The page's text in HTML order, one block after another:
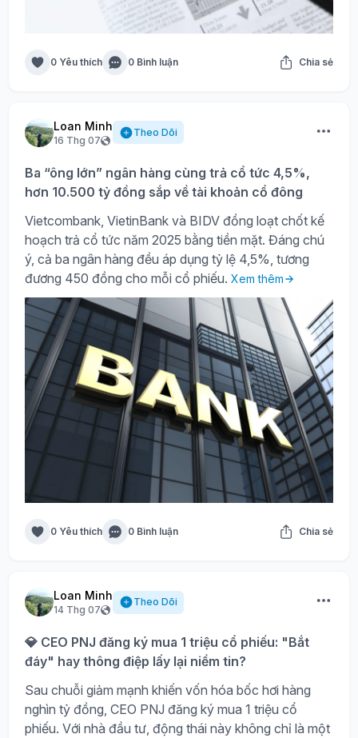
0 Yêu thích 0 Bình luận Chia sẻ
Loan Minh
16 Thg 07
Theo Dõi
Ba “ông lớn” ngân hàng cùng trả cổ tức 4,5%,
hơn 10.500 tỷ đồng sắp về tài khoản cổ đông
Vietcombank, VietinBank và BIDV đồng loạt chốt kế
hoạch trả cổ tức năm 2025 bằng tiền mặt. Đáng chú
ý, cả ba ngân hàng đều áp dụng tỷ lệ 4,5%, tương
đương 450 đồng cho mỗi cổ phiếu. Xem thêm
0 Yêu thích 0 Bình luận Chia sẻ
Loan Minh
14 Thg 07
Theo Dõi
💎 CEO PNJ đăng ký mua 1 triệu cổ phiếu: "Bắt
đáy" hay thông điệp lấy lại niềm tin?
Sau chuỗi giảm mạnh khiến vốn hóa bốc hơi hàng
nghìn tỷ đồng, CEO PNJ đăng ký mua 1 triệu cổ
phiếu. Với nhà đầu tư, động thái này không chỉ là một